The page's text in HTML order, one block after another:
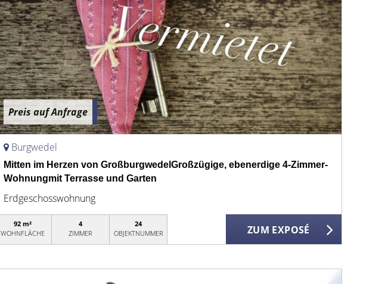
Preis auf Anfrage
Burgwedel
Mitten im Herzen von GroßburgwedelGroßzügige, ebenerdige 4-Zimmer-
Wohnungmit Terrasse und Garten
Erdgeschosswohnung
92 m²
WOHNFLÄCHE
4
ZIMMER
24
OBJEKTNUMMER
ZUM EXPOSÉ